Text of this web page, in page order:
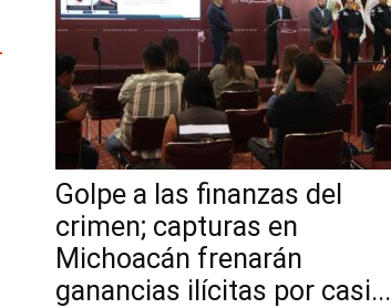
Golpe a las finanzas del
crimen; capturas en
Michoacán frenarán
ganancias ilícitas por casi...